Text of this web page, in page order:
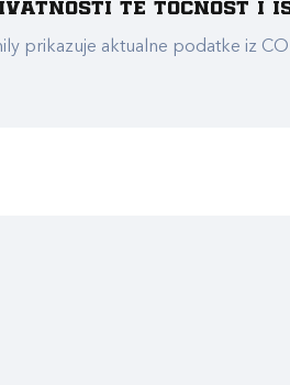
te točnost i
prikazuje aktualne podatke iz